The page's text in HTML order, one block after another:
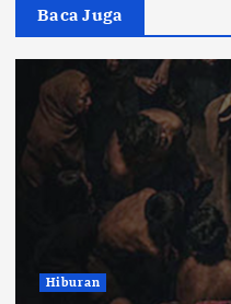
Baca Juga
Hiburan